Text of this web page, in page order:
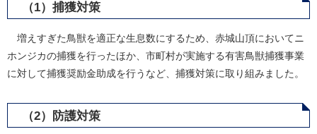
（1）捕獲対策
増えすぎた鳥獣を適正な生息数にするため、赤城山頂においてニ
ホンジカの捕獲を行ったほか、市町村が実施する有害鳥獣捕獲事業
に対して捕獲奨励金助成を行うなど、捕獲対策に取り組みました。
（2）防護対策